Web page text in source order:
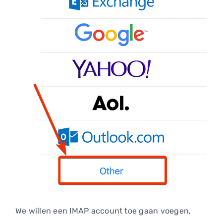
We willen een IMAP account toe gaan voegen,